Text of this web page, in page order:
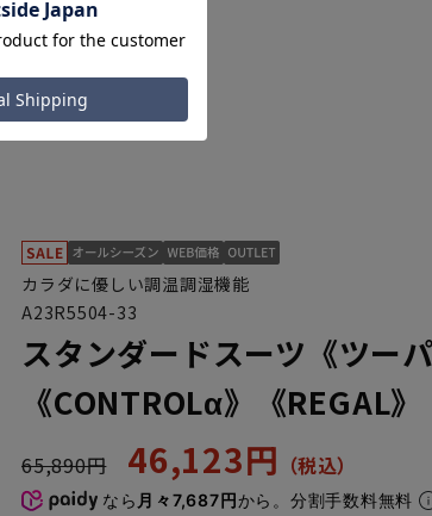
カラダに優しい調温調湿機能
A23R5504-33
スタンダードスーツ《ツー
《CONTROLα》《REGAL》
65,890円 46,123円
なら 月々7,687円から。分割手数料無料